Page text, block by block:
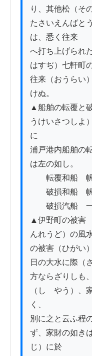
り、其他松（そ
たさいえんばと
は、悉く往来
へ打ち上げられ
はすぢ）七軒町
往来（おうらい
けぬ。
▲船舶の転覆と
うけいさつしよ
に
浦戸港内船舶の
は左の如し。
転覆和船　帆
破損和船　帆
破損汽船　
▲伊野町の被害
んれうど）の風
の被害（ひがい
日の大水に際（
方ならざりしも
（しゝやう）、
く、
別に之と云ふ程
ず、家財の如き
じ）に於